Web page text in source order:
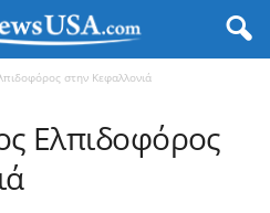
στην Κεφαλλονιά
Ελπιδοφόρος